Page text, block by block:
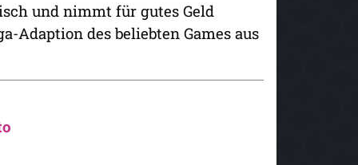
und nimmt für gutes Geld
Adaption des beliebten Games aus